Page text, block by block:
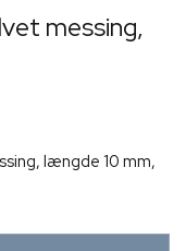
messing,
længde 10 mm,